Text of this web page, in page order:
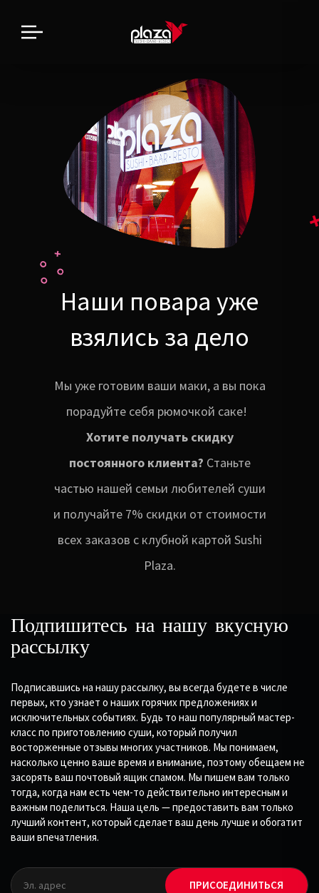
Наши повара уже
взялись за дело
Мы уже готовим ваши маки, а вы пока
порадуйте себя рюмочкой саке!
Хотите получать скидку
постоянного клиента? Станьте
частью нашей семьи любителей суши
и получайте 7% скидки от стоимости
всех заказов с клубной картой Sushi
Plaza.
Подпишитесь на нашу вкусную
рассылку
Подписавшись на нашу рассылку, вы всегда будете в числе
первых, кто узнает о наших горячих предложениях и
исключительных событиях. Будь то наш популярный мастер-
класс по приготовлению суши, который получил
восторженные отзывы многих участников. Мы понимаем,
насколько ценно ваше время и внимание, поэтому обещаем не
засорять ваш почтовый ящик спамом. Мы пишем вам только
тогда, когда нам есть чем-то действительно интересным и
важным поделиться. Наша цель — предоставить вам только
лучший контент, который сделает ваш день лучше и обогатит
ваши впечатления.
ПРИСОЕДИНИТЬСЯ